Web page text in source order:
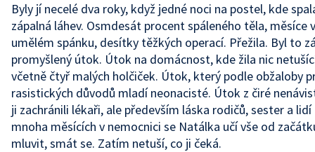
Byly jí necelé dva roky, když jedné noci na postel, kde
zápalná láhev. Osmdesát procent spáleného těla, měsíce
umělém spánku, desítky těžkých operací. Přežila. Byl to
promyšlený útok. Útok na domácnost, kde žila nic
včetně čtyř malých holčiček. Útok, který podle obžaloby
rasistických důvodů mladí neonacisté. Útok z čiré
ji zachránili lékaři, ale především láska rodičů, sester a
mnoha měsících v nemocnici se Natálka učí vše od
mluvit, smát se. Zatím netuší, co ji čeká.